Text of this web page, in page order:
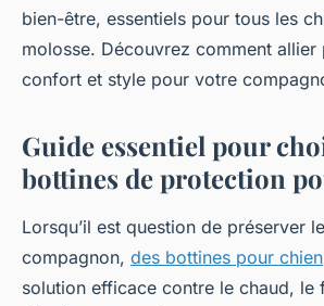
bien-être, essentiels pour tous les
molosse. Découvrez comment allier
confort et style pour votre
Guide essentiel pour
bottines de protection
Lorsqu’il est question de préserver
compagnon, des bottines pour chien
solution efficace contre le chaud, le